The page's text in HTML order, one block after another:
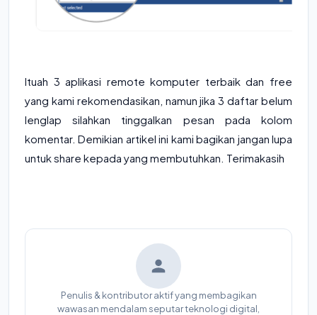
Ituah 3 aplikasi remote komputer terbaik dan free
yang kami rekomendasikan, namun jika 3 daftar belum
lenglap silahkan tinggalkan pesan pada kolom
komentar. Demikian artikel ini kami bagikan jangan lupa
untuk share kepada yang membutuhkan. Terimakasih
Penulis & kontributor aktif yang membagikan
wawasan mendalam seputar teknologi digital,